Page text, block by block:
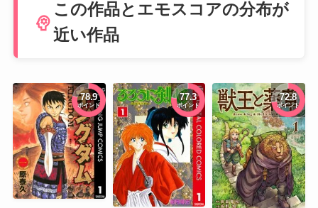
psychology
この作品とエモスコアの分布が
近い作品
78.9
ポイント
77.3
ポイント
72.8
ポイント